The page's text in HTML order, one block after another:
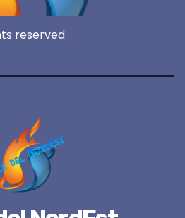
reserved